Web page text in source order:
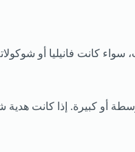
كانت فانيليا أو
أو كبيرة. إذا كانت